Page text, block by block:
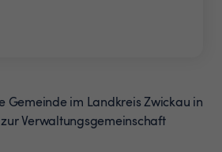
Gemeinde im Landkreis Zwickau in
Verwaltungsgemeinschaft